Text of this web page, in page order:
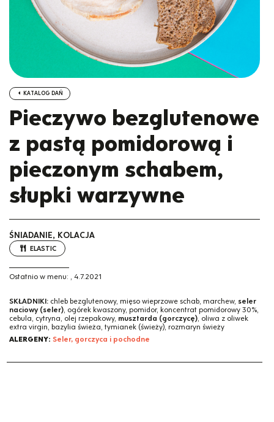
KATALOG DAŃ
Pieczywo bezglutenowe
z pastą pomidorową i
pieczonym schabem,
słupki warzywne
ŚNIADANIE, KOLACJA
ELASTIC
Ostatnio w menu: , 4.7.2021
SKŁADNIKI: chleb bezglutenowy, mięso wieprzowe schab, marchew, seler
naciowy (seler), ogórek kwaszony, pomidor, koncentrat pomidorowy 30%,
cebula, cytryna, olej rzepakowy, musztarda (gorczycę), oliwa z oliwek
extra virgin, bazylia świeża, tymianek (świeży), rozmaryn świeży
ALERGENY: Seler, gorczyca i pochodne